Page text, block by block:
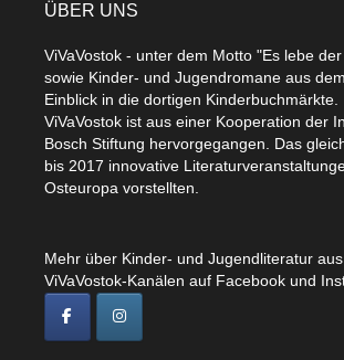
ÜBER UNS
ViVaVostok - unter dem Motto "Es lebe
sowie Kinder- und Jugendromane aus
Einblick in die dortigen Kinderbuchmärkte.
ViVaVostok ist aus einer Kooperation der
Bosch Stiftung hervorgegangen. Das
bis 2017 innovative
Osteuropa vorstellten.
Mehr über Kinder- und Jugendliteratur
ViVaVostok-Kanälen auf Facebook und